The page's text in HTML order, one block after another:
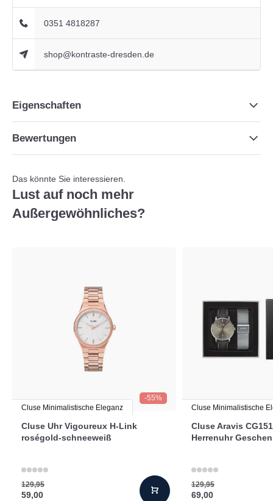
0351 4818287
shop@kontraste-dresden.de
Eigenschaften
Bewertungen
Das könnte Sie interessieren.
Lust auf noch mehr
Außergewöhnliches?
-55%
Cluse Minimalistische Eleganz
Cluse Uhr Vigoureux H-Link
roségold-schneeweiß
129,95
59,00
Cluse Minimalistische
Cluse Aravis
Herrenuhr
129,95
69,00